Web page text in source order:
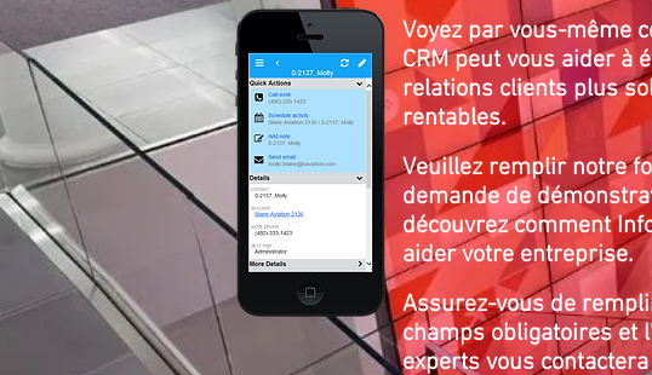
Voyez par vous-même
CRM peut vous aider à
relations clients plus
rentables.
Veuillez remplir notre
demande de
découvrez comment
aider votre entreprise.
Assurez-vous de
champs obligatoires et
experts vous